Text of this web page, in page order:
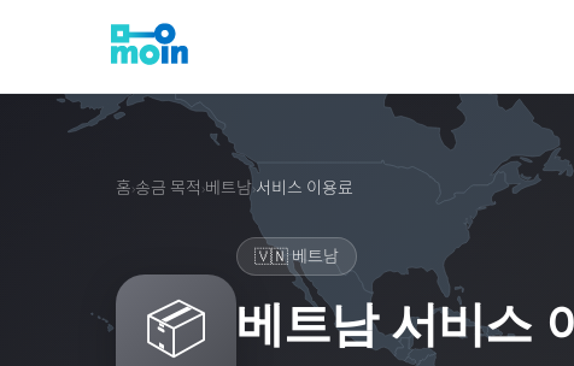
홈›송금 목적 ›베트남›서비스 이용료
📦
🇻🇳 베트남
베트남 서비스